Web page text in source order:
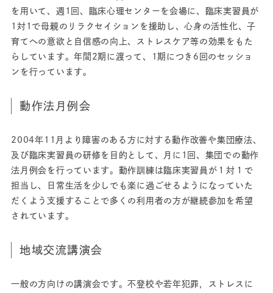
を用いて、週1回、臨床心理センターを会場に、臨床実習員が
1対1で母親のリラクセイションを援助し、心身の活性化、子
育てへの意欲と自信感の向上、ストレスケア等の効果をもた
らしています。年間2期に渡って、1期につき6回のセッショ
ンを行っています。
動作法月例会
2004年11月より障害のある方に対する動作改善や集団療法、
及び臨床実習員の研修を目的として、月に1回、集団での動作
法月例会を行っています。動作訓練は臨床実習員が１対１で
担当し、日常生活を少しでも楽に過ごせるようになっていた
だくよう支援することで多くの利用者の方が継続参加を希望
されています。
地域交流講演会
一般の方向けの講演会です。不登校や若年犯罪，ストレスに